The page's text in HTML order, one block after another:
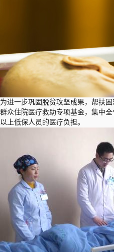
为进一步巩固脱贫攻坚成果，帮扶
群众住院医疗救助专项基金，集中
以上低保人员的医疗负担。